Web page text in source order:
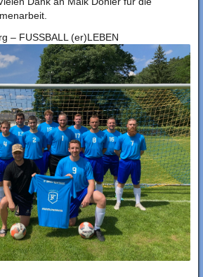
– FUSSBALL (er)LEBEN